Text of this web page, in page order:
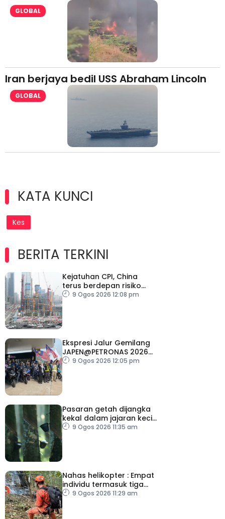
GLOBAL
Iran berjaya bedil USS Abraham Lincoln
GLOBAL
KATA KUNCI
Kes
BERITA TERKINI
Kejatuhan CPI, China
terus berdepan risiko
deflasi
9 Ogos 2026 12:08 pm
Ekspresi Jalur Gemilang
JAPEN@PETRONAS 2026
dilancar serentak di 15
9 Ogos 2026 12:05 pm
Pasaran getah dijangka
kekal dalam jajaran kecil
minggu depan
9 Ogos 2026 11:35 am
Nahas helikopter : Empat
individu termasuk tiga
pelancong Columbia
9 Ogos 2026 11:29 am